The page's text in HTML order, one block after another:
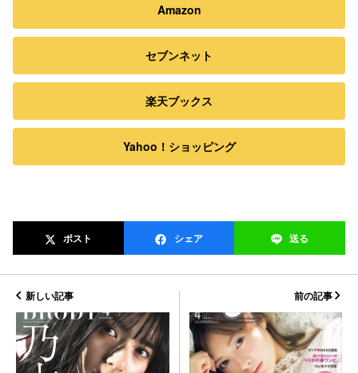
Amazon
セブンネット
楽天ブックス
Yahoo！ショッピング
ポスト シェア 送る
新しい記事 前の記事